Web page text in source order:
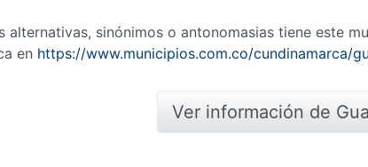
alternativas, sinónimos o antonomasias tiene este
en https://www.municipios.com.co/cundinamarca/
Ver información de